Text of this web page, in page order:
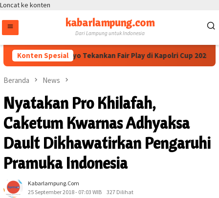
Loncat ke konten
kabarlampung.com
Dari Lampung untuk Indonesia
Konten Spesial
Dedi Prasetyo Tekankan Fair Play di Kapolri Cup 2026
Beranda News
Nyatakan Pro Khilafah,
Caketum Kwarnas Adhyaksa
Dault Dikhawatirkan Pengaruhi
Pramuka Indonesia
Kabarlampung.com
25 September 2018 - 07:03 WIB
327 Dilihat